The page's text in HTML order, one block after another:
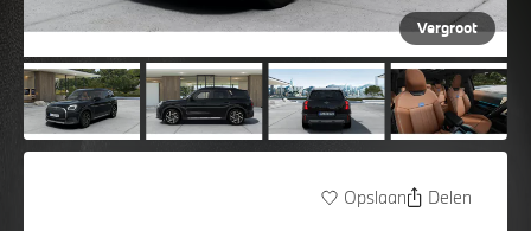
Vergroot
Opslaan Delen